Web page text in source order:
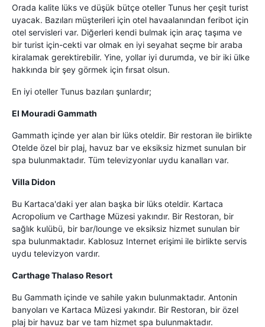
Orada kalite lüks ve düşük bütçe oteller Tunus her çeşit turist
uyacak. Bazıları müşterileri için otel havaalanından feribot için
otel servisleri var. Diğerleri kendi bulmak için araç taşıma ve
bir turist için-cekti var olmak en iyi seyahat seçme bir araba
kiralamak gerektirebilir. Yine, yollar iyi durumda, ve bir iki ülke
hakkında bir şey görmek için fırsat olsun.
En iyi oteller Tunus bazıları şunlardır;
El Mouradi Gammath
Gammath içinde yer alan bir lüks oteldir. Bir restoran ile birlikte
Otelde özel bir plaj, havuz bar ve eksiksiz hizmet sunulan bir
spa bulunmaktadır. Tüm televizyonlar uydu kanalları var.
Villa Didon
Bu Kartaca'daki yer alan başka bir lüks oteldir. Kartaca
Acropolium ve Carthage Müzesi yakındır. Bir Restoran, bir
sağlık kulübü, bir bar/lounge ve eksiksiz hizmet sunulan bir
spa bulunmaktadır. Kablosuz Internet erişimi ile birlikte servis
uydu televizyon vardır.
Carthage Thalaso Resort
Bu Gammath içinde ve sahile yakın bulunmaktadır. Antonin
banyoları ve Kartaca Müzesi yakındır. Bir Restoran, bir özel
plaj bir havuz bar ve tam hizmet spa bulunmaktadır.